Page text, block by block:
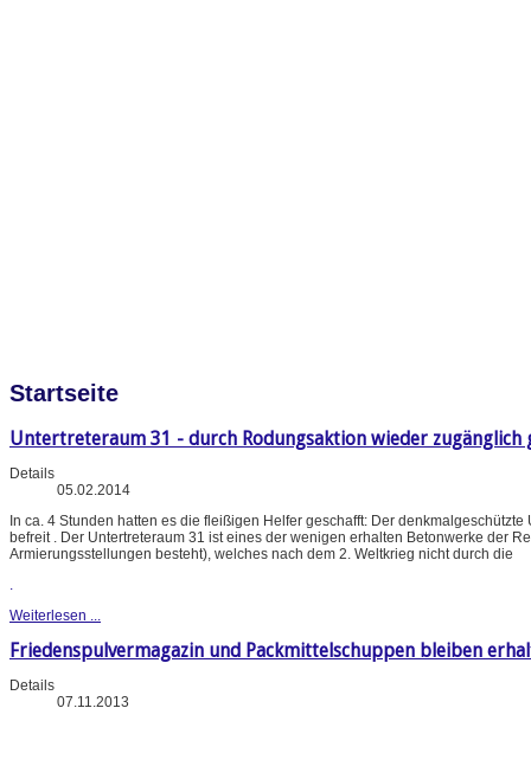
Startseite
Untertreteraum 31 - durch Rodungsaktion wieder zugänglich
Details
05.02.2014
In ca. 4 Stunden hatten es die fleißigen Helfer geschafft: Der
befreit . Der Untertreteraum 31 ist eines der wenigen erhalten Betonwerke der
Armierungsstellungen besteht), welches nach dem 2. Weltkrieg nicht durch die
.
Weiterlesen ...
Friedenspulvermagazin und Packmittelschuppen bleiben
Details
07.11.2013